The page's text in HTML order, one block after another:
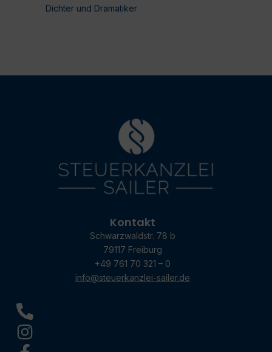
Dichter und Dramatiker
Kontakt
Schwarzwaldstr. 78 b
79117 Freiburg
+49 761 70 321 – 0
info@steuerkanzlei-sailer.de